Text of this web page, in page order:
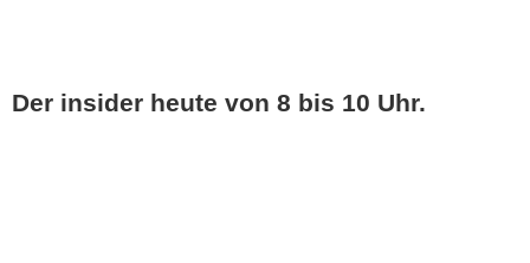
Der insider heute von 8 bis 10 Uhr.